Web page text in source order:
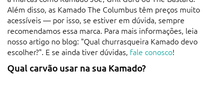
Além disso, as Kamado The Columbus têm preços muito
acessíveis — por isso, se estiver em dúvida, sempre
recomendamos essa marca. Para mais informações, leia
nosso artigo no blog: "Qual churrasqueira Kamado devo
escolher?". E se ainda tiver dúvidas, fale conosco!
Qual carvão usar na sua Kamado?